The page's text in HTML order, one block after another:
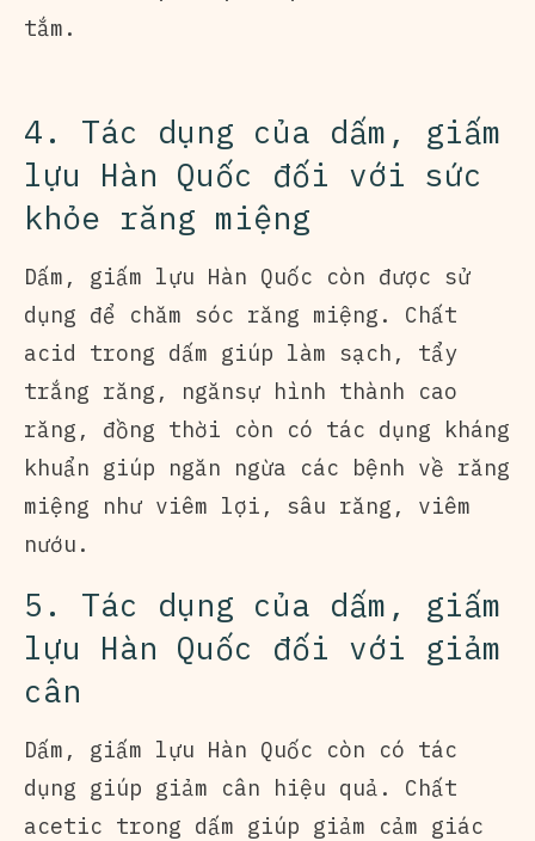
tắm.
4. Tác dụng của dấm, giấm
lựu Hàn Quốc đối với sức
khỏe răng miệng
Dấm, giấm lựu Hàn Quốc còn được sử
dụng để chăm sóc răng miệng. Chất
acid trong dấm giúp làm sạch, tẩy
trắng răng, ngănsự hình thành cao
răng, đồng thời còn có tác dụng kháng
khuẩn giúp ngăn ngừa các bệnh về răng
miệng như viêm lợi, sâu răng, viêm
nướu.
5. Tác dụng của dấm, giấm
lựu Hàn Quốc đối với giảm
cân
Dấm, giấm lựu Hàn Quốc còn có tác
dụng giúp giảm cân hiệu quả. Chất
acetic trong dấm giúp giảm cảm giác